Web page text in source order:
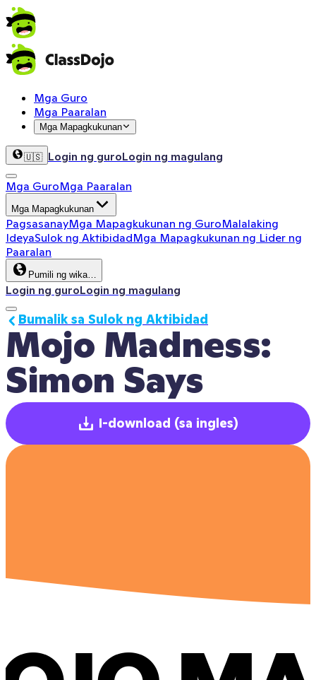
Mga Guro
Mga Paaralan
Mga Mapagkukunan
🇺🇸 Login ng guroLogin ng magulang
Mga GuroMga Paaralan
Mga Mapagkukunan
PagsasanayMga Mapagkukunan ng GuroMalalaking
IdeyaSulok ng AktibidadMga Mapagkukunan ng Lider ng
Paaralan
Pumili ng wika…
Login ng guroLogin ng magulang
Mojo Madness:
Simon Says
Bumalik sa Sulok ng Aktibidad
I-download (sa ingles)